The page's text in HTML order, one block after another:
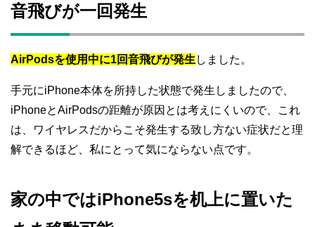
音飛びが一回発生
AirPodsを使用中に1回音飛びが発生 しました。
手元にiPhone本体を所持した状態で発生しましたので、
iPhoneとAirPodsの距離が原因とは考えにくいので、これ
は、ワイヤレスだからこそ発生する致し方ない症状だと理
解できるほど、私にとって気にならない点です。
家の中ではiPhone5sを机上に置いた